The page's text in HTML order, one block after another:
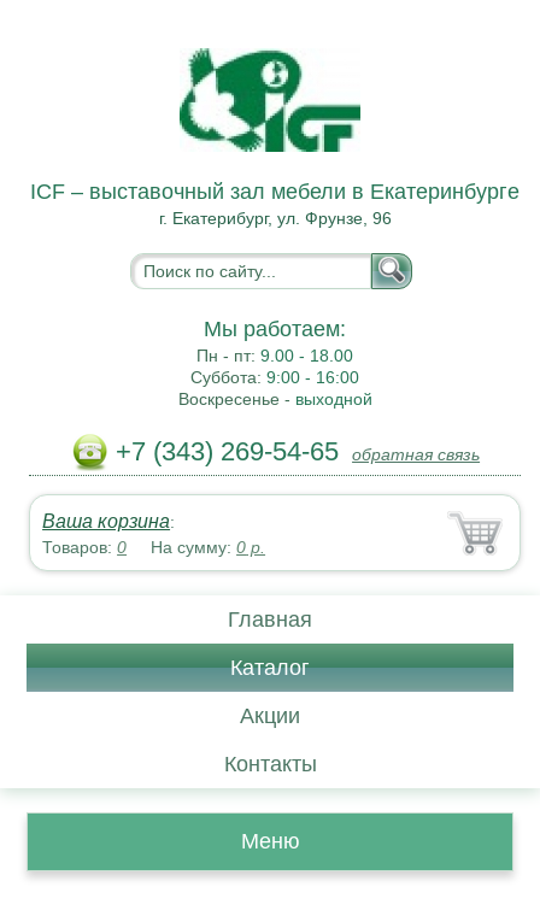
ICF – выставочный зал мебели в Екатеринбурге
г. Екатерибург, ул. Фрунзе, 96
Мы работаем:
Пн - пт:9.00 - 18.00
Суббота:9:00 - 16:00
Воскресенье - выходной
+7 (343) 269-54-65 обратная связь
Ваша корзина:
Товаров:0 На сумму:0 р.
Главная
Каталог
Акции
Контакты
Меню